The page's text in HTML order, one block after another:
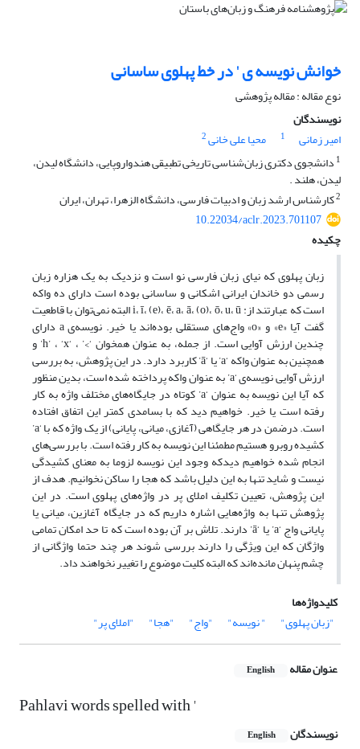
خوانش نویسه ی ' در خط پهلوی ساسانی
نوع مقاله : مقاله پژوهشی
نویسندگان
امیر زمانی
1 محیا علی خانی2
1 دانشجوی دکتری زبان‌شناسی تاریخی تطبیقی هندواروپایی، دانشگاه لیدن،
لیدن، هلند .
2کارشناس ارشد زبان و ادبیات فارسی، دانشگاه الزهرا، تهران، ایران
10.22034/aclr.2023.701107
چکیده
زبان پهلوی که نیای زبان فارسی نو است و نزدیک به یک هزاره زبان
رسمی دو خاندان ایرانی اشکانی و ساسانی بوده است دارای ده واکه
است که عبارتند از: i، ī، (e)، ē، a، ā، (o)، ō، u، ū البته نمی‌توان با قاطعیت
گفت آیا «e» و «o» واج‌های مستقلی بوده‌اند یا خیر. نویسه‌ی a دارای
چندین ارزش آوایی است. از جمله، به عنوان همخوان ‘>’ ، ‘h’ ، ‘x’ و
همچنین به عنوان واکه ‘a’ یا ‘ā’ کاربرد دارد. در این پژوهش، به بررسی
ارزش آوایی نویسه‌‌ی ‘a’ به عنوان واکه پرداخته شده است، بدین منظور
که آیا این نویسه به عنوان ‘a’ کوتاه در جایگاه‌های مختلف واژه به کار
رفته است یا خیر. خواهیم دید که با بسامدی کمتر این اتفاق افتاده
است. درضمن در هر جایگاهی (آغازی، میانی، پایانی) از یک واژه که با ‘a’
کشیده روبرو هستیم مطمئنا این نویسه به کار رفته است. با بررسی‌های
انجام شده خواهیم دیدکه وجود این نویسه لزوما به معنای کشیدگی
نیست و شاید تنها به این دلیل باشد که هجا را ساکن نخوانیم. هدف از
این پژوهش، تعیین تکلیف املای پر در واژه‌های پهلوی است. در این
پژوهش تنها به واژه‌هایی اشاره داریم که در جایگاه آغازین، میانی یا
پایانی واج ‘a’ یا ‘ā’ دارند. تلاش بر آن بوده است که تا حد امکان تمامی
واژگان که این ویژگی را دارند بررسی شوند هر چند حتما واژگانی از
چشم پنهان مانده‌اند که البته کلیت موضوع را تغییر نخواهند داد.
کلیدواژه‌ها
"زبان پهلوی"
" نویسه" "واج" "هجا" "املای پر"
عنوان مقاله English
Pahlavi words spelled with '
نویسندگان English